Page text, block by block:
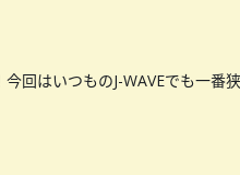
回はいつものJ-WAVEでも一番